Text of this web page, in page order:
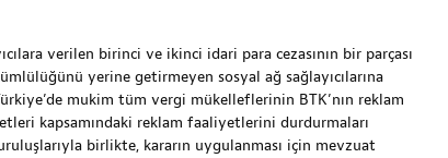
verilen birinci ve ikinci idari para cezasının bir parçası
yerine getirmeyen sosyal ağ sağlayıcılarına
mukim tüm vergi mükelleflerinin BTK’nın reklam
kapsamındaki reklam faaliyetlerini durdurmaları
birlikte, kararın uygulanması için mevzuat